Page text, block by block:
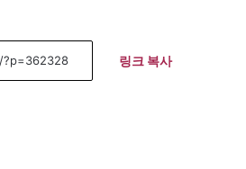
링크 복사